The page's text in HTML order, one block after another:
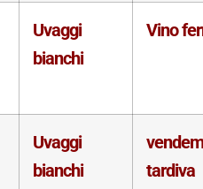
Uvaggi
bianchi
Vino
Uvaggi
bianchi
tardiva